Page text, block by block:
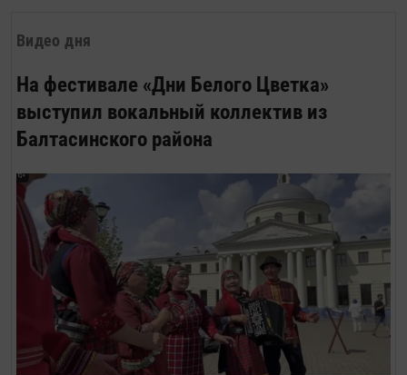
Видео дня
На фестивале «Дни Белого Цветка»
выступил вокальный коллектив из
Балтасинского района